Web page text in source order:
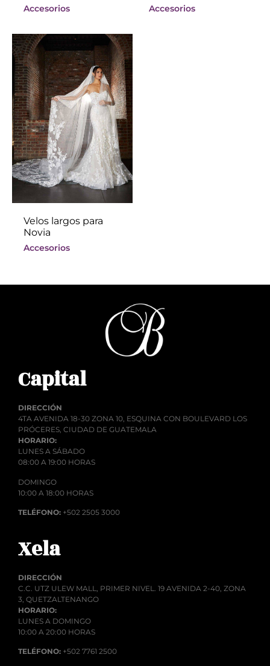
Accesorios Accesorios
Velos largos para
Novia
Accesorios
Capital
DIRECCIÓN
4TA AVENIDA 18-30 ZONA 10, ESQUINA CON BOULEVARD LOS
PRÓCERES, CIUDAD DE GUATEMALA
HORARIO:
LUNES A SÁBADO
08:00 A 19:00 HORAS
DOMINGO
10:00 A 18:00 HORAS
TELÉFONO: +502 2505 3000
Xela
DIRECCIÓN
C.C. UTZ ULEW MALL, PRIMER NIVEL. 19 AVENIDA 2-40, ZONA
3, QUETZALTENANGO
HORARIO:
LUNES A DOMINGO
10:00 A 20:00 HORAS
TELÉFONO: +502 7761 2500